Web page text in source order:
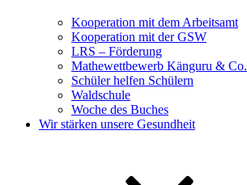
Kooperation mit dem Arbeitsamt
Kooperation mit der GSW
LRS – Förderung
Mathewettbewerb Känguru & Co.
Schüler helfen Schülern
Waldschule
Woche des Buches
Wir stärken unsere Gesundheit